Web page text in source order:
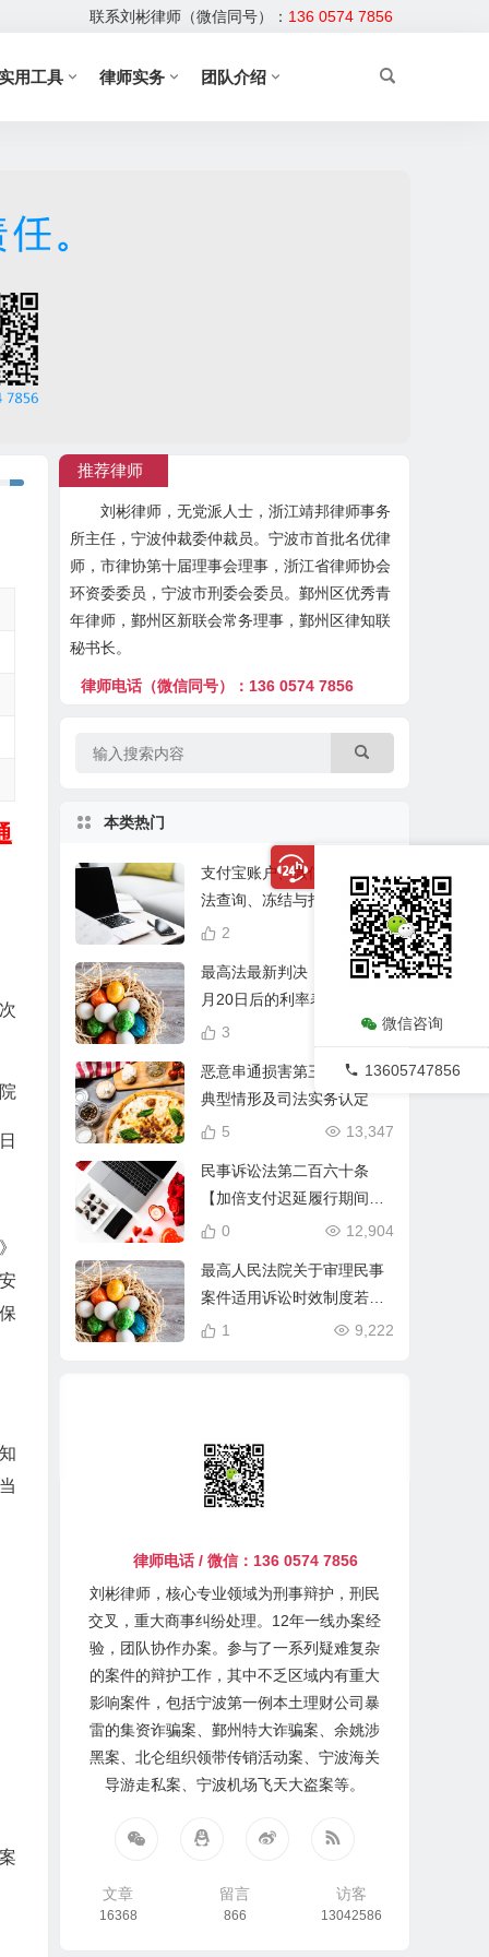
联系刘彬律师（微信同号）： 136 0574 7856
用工具 律师实务 团队介绍
》
推荐律师
刘彬律师，无党派人士，浙江靖邦律师事务
所主任，宁波仲裁委仲裁员。宁波市首批名优律
师，市律协第十届理事会理事，浙江省律师协会
环资委委员，宁波市刑委会委员。鄞州区优秀青
年律师，鄞州区新联会常务理事，鄞州区律知联
秘书长。
律师电话（微信同号）：136 0574 7856
本类热门
支付宝账户、微信、快手司
法查询、冻结与扣划联系方
式及所需资料（2021修改）
18,732
2
最高法最新判决：2019年8
月20日后的利率表述
18,379
3
恶意串通损害第三人利益的
典型情形及司法实务认定
13,347
5
民事诉讼法第二百六十条
【加倍支付迟延履行期间的
债务利息法律规定】 12,904
0
最高人民法院关于审理民事
案件适用诉讼时效制度若干
问题的规定（2020修正）9,222
1
律师电话 / 微信：136 0574 7856
刘彬律师，核心专业领域为刑事辩护，刑民
交叉，重大商事纠纷处理。12年一线办案经
验，团队协作办案。参与了一系列疑难复杂
的案件的辩护工作，其中不乏区域内有重大
影响案件，包括宁波第一例本土理财公司暴
雷的集资诈骗案、鄞州特大诈骗案、余姚涉
黑案、北仑组织领带传销活动案、宁波海关
导游走私案、宁波机场飞天大盗案等。
文章
16368
留言
866
访客
13042586
微信咨询
13605747856